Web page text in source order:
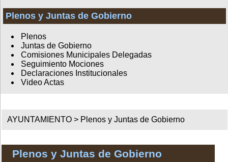
Plenos y Juntas de Gobierno
Plenos
Juntas de Gobierno
Comisiones Municipales Delegadas
Seguimiento Mociones
Declaraciones Institucionales
Video Actas
AYUNTAMIENTO > Plenos y Juntas de Gobierno
Plenos y Juntas de Gobierno